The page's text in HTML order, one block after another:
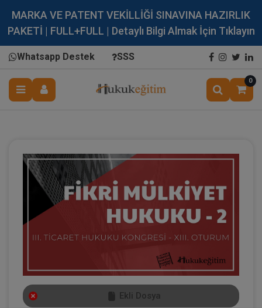
MARKA VE PATENT VEKİLLİĞİ SINAVINA HAZIRLIK
PAKETİ | FULL+FULL | Detaylı Bilgi Almak İçin Tıklayın
Whatsapp Destek SSS
0
Ekli Dosya